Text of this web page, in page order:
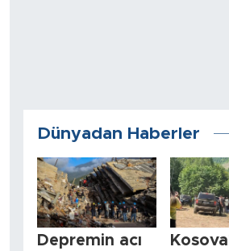
Dünyadan Haberler
Depremin acı